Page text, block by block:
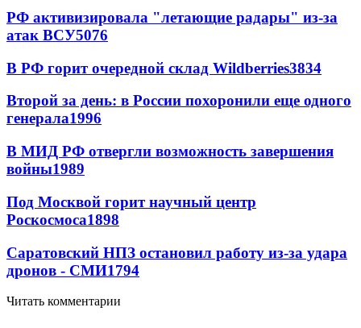
РФ активизировала "летающие радары" из-за
атак ВСУ5076
В РФ горит очередной склад Wildberries3834
Второй за день: в России похоронили еще одного
генерала1996
В МИД РФ отвергли возможность завершения
войны1989
Под Москвой горит научный центр
Роскосмоса1898
Саратовский НПЗ остановил работу из-за удара
дронов - СМИ1794
Читать комментарии